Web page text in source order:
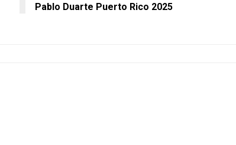
Pablo Duarte Puerto Rico 2025